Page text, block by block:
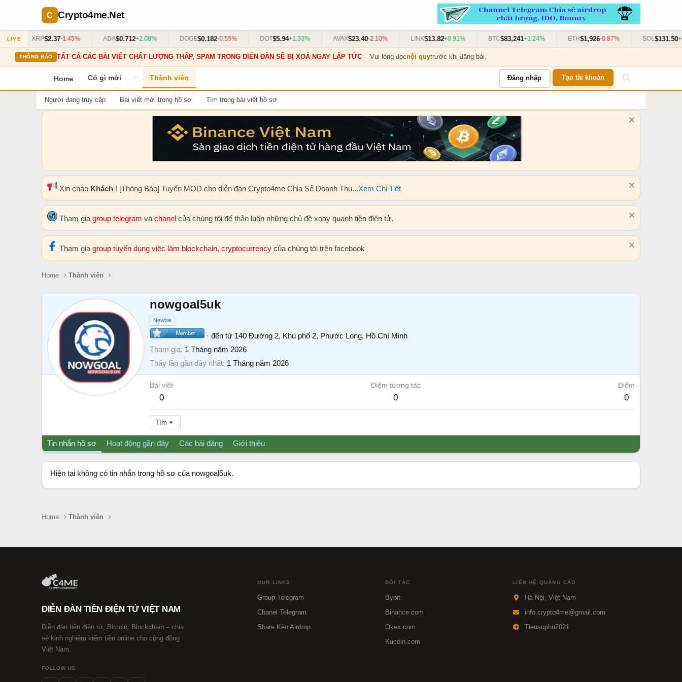
Crypto4me.Net
LIVE XRP$2.37-1.45% ADA$0.712+2.08% DOGE$0.182-0.55% DOT$5.94+1.33% AVAX$23.40-2.10% LINK$13.82+0.91% BTC$83,241+1.24% ETH$1,926-0.87% SOL$131.50
THÔNG BÁO TẤT CẢ CÁC BÀI VIẾT CHẤT LƯỢNG THẤP, SPAM TRONG DIỄN ĐÀN SẼ BỊ XOÁ NGAY LẬP TỨC· Vui lòng đọcnội quytrước khi đăng bài.
Home Có gì mới Thành viên Đăng nhập Tạo tài khoản
Người đang truy cập Bài viết mới trong hồ sơ Tìm trong bài viết hồ sơ
Xin chào Khách ! [Thông Báo] Tuyển MOD cho diễn đàn Crypto4me Chia Sẻ Doanh Thu...Xem Chi Tiết
Tham gia group telegram và chanel của chúng tôi để thảo luận những chủ đề xoay quanh tiền điện tử.
Tham gia group tuyển dụng việc làm blockchain, cryptocurrency của chúng tôi trên facebook
Home Thành viên
nowgoal5uk
Newbie
· đến từ 140 Đường 2, Khu phố 2, Phước Long, Hồ Chí Minh
Tham gia 1 Tháng năm 2026
Thấy lần gần đây nhất 1 Tháng năm 2026
Bài viết
0
Điểm tương tác
0
Điểm
0
Tìm
Tin nhắn hồ sơ Hoạt động gần đây Các bài đăng Giới thiệu
Hiện tại không có tin nhắn trong hồ sơ của nowgoal5uk.
Home Thành viên
DIỄN ĐÀN TIỀN ĐIỆN TỬ VIỆT NAM
Diễn đàn tiền điện tử, Bitcoin, Blockchain – chia
sẻ kinh nghiệm kiếm tiền online cho cộng đồng
Việt Nam.
FOLLOW US
OUR LINKS
Group Telegram
Chanel Telegram
Share Kèo Airdrop
ĐỐI TÁC
Bybit
Binance.com
Okex.com
Kucoin.com
LIÊN HỆ QUẢNG CÁO
Hà Nội, Việt Nam
info.crypto4me@gmail.com
Tieusuphu2021